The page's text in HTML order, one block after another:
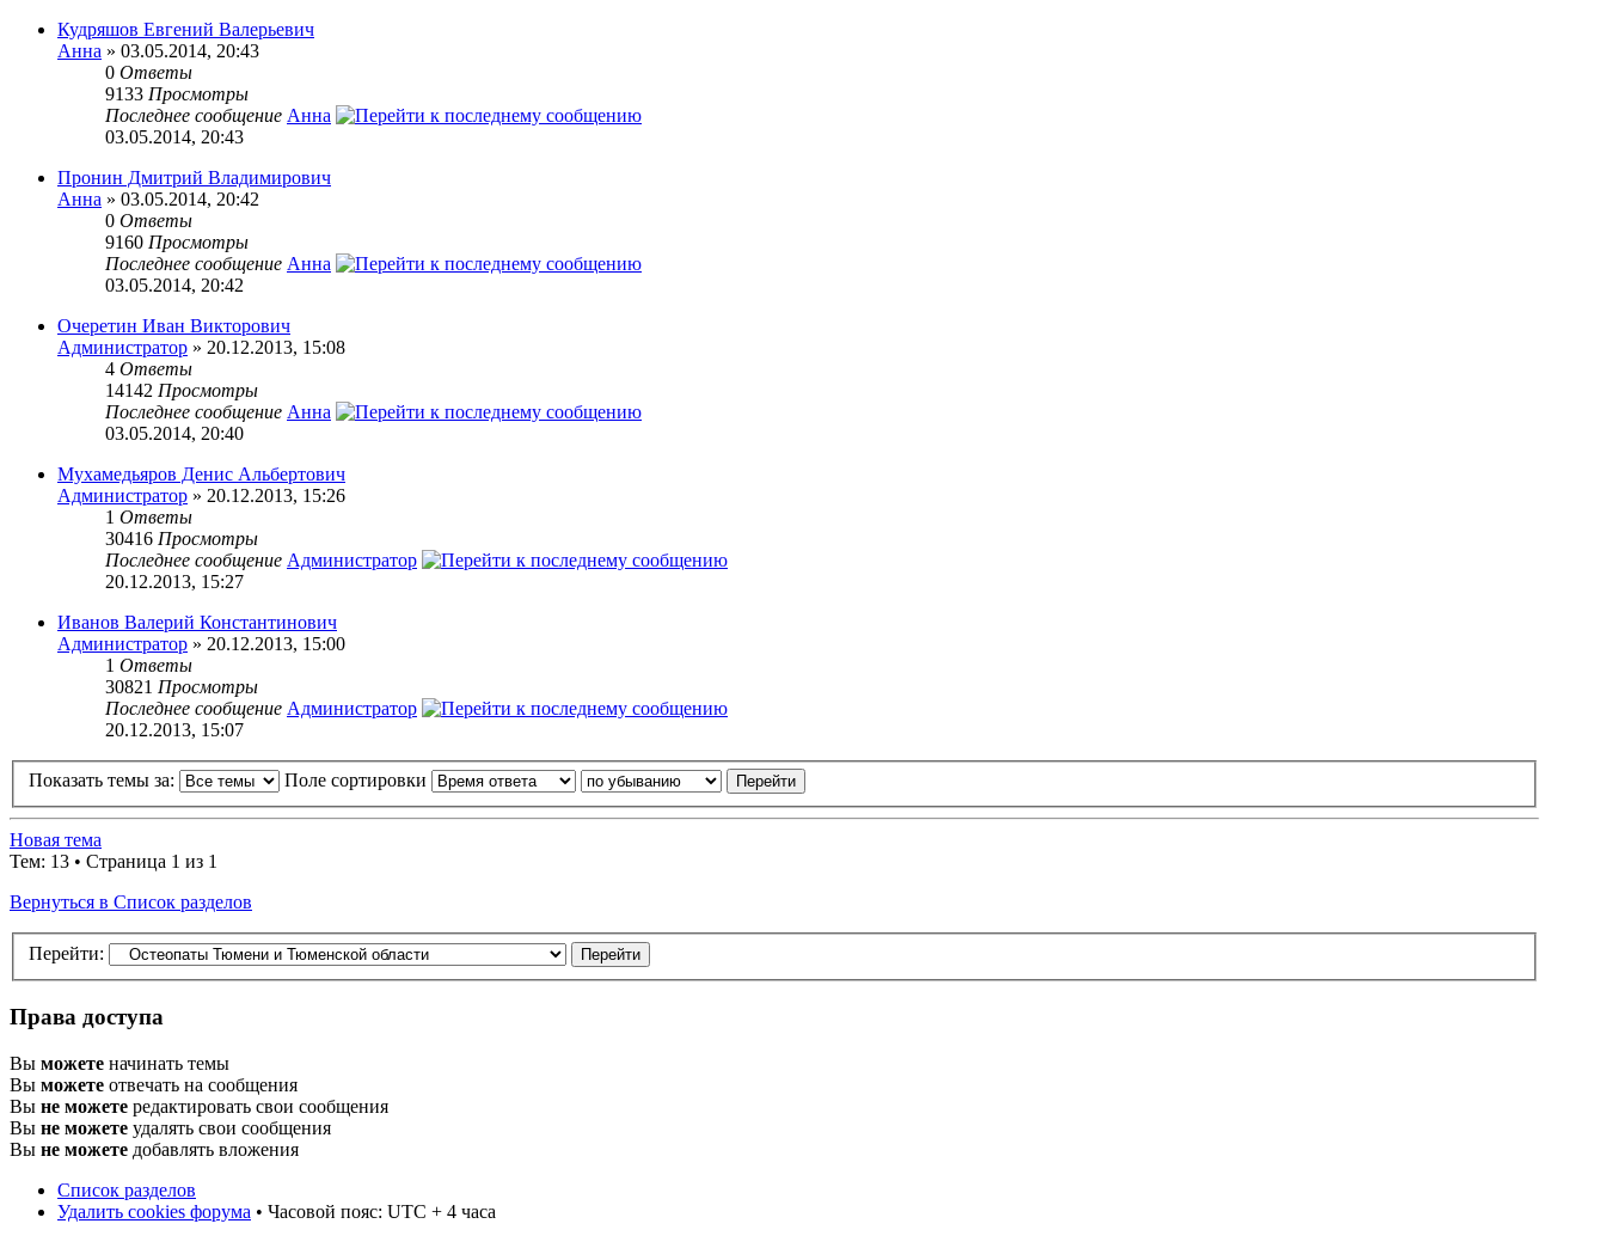
Кудряшов Евгений Валерьевич
Анна » 03.05.2014, 20:43
0 Ответы
9133 Просмотры
Последнее сообщение Анна
03.05.2014, 20:43
Пронин Дмитрий Владимирович
Анна » 03.05.2014, 20:42
0 Ответы
9160 Просмотры
Последнее сообщение Анна
03.05.2014, 20:42
Очеретин Иван Викторович
Администратор » 20.12.2013, 15:08
4 Ответы
14142 Просмотры
Последнее сообщение Анна
03.05.2014, 20:40
Мухамедьяров Денис Альбертович
Администратор » 20.12.2013, 15:26
1 Ответы
30416 Просмотры
Последнее сообщение Администратор
20.12.2013, 15:27
Иванов Валерий Константинович
Администратор » 20.12.2013, 15:00
1 Ответы
30821 Просмотры
Последнее сообщение Администратор
20.12.2013, 15:07
Показать темы за: Поле сортировки
Новая тема
Тем: 13 • Страница 1 из 1
Вернуться в Список разделов
Перейти:
Права доступа
Вы можете начинать темы
Вы можете отвечать на сообщения
Вы не можете редактировать свои сообщения
Вы не можете удалять свои сообщения
Вы не можете добавлять вложения
Список разделов
Удалить cookies форума • Часовой пояс: UTC + 4 часа